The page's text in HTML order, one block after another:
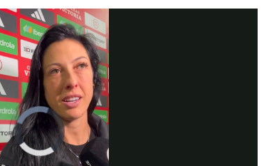
Video
Player
is